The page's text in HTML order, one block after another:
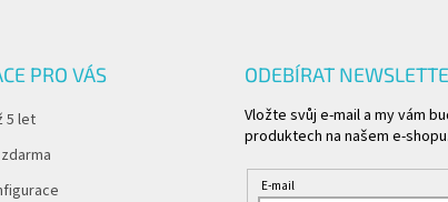
PRO VÁS
5 let
ODEBÍRAT
Vložte svůj e-mail a my vám
produktech na našem e-shopu.
E-mail